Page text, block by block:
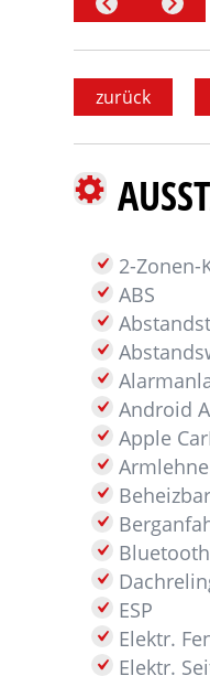
zurück
2-
ABS
Android
Apple
Armlehne
Bluetooth
ESP
Elektr.
Elektr.